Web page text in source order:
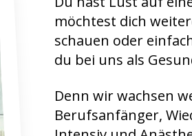
möchtest dich
schauen oder
du bei uns als
Denn wir wachsen
Berufs­anfänger,